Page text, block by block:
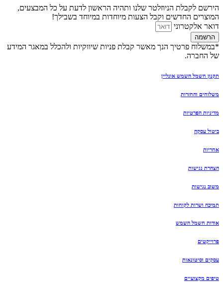
הירשם לקבלת הניוזלטר שלנו ותהיה הראשון לדעת על כל המבצעים,
המוצרים החדשים וקבל הצעות מיוחדות במיוחד בשבילך!
דואר אלקטרוני
הרשמה
*במשלוח פרטיך הנך מאשר קבלת פניות שיווקיות ולהכלל במאגר המידע
של החברה.
תקנון חשמל השמש אונליין
משלוחים והחזרות
מדיניות הפרטיות
ביטול עסקה
אחריות
הצהרת נגישות
משוב נגישות
תמיכה ושרות לקוחות
אודות חשמל השמש
פרוייקטים
עסקים וסיטונאות
טיפים מקצועיים